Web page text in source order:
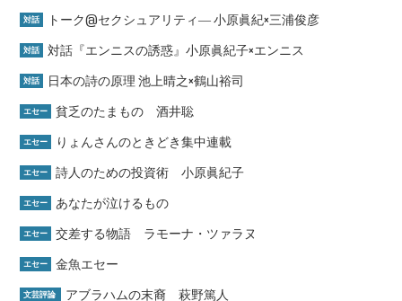
対話 トーク@セクシュアリティ― 小原眞紀×三浦俊彦
対話 対話『エンニスの誘惑』小原眞紀子×エンニス
対話 日本の詩の原理 池上晴之×鶴山裕司
エセー 貧乏のたまもの 酒井聡
エセー りょんさんのときどき集中連載
エセー 詩人のための投資術 小原眞紀子
エセー あなたが泣けるもの
エセー 交差する物語 ラモーナ・ツァラヌ
エセー 金魚エセー
文芸評論 アブラハムの末裔 萩野篤人